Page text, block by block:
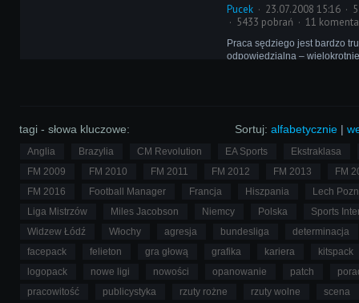
Pucek 23.07.2008 15:16
5433 pobrań
11
Praca sędziego jest bardzo
odpowiedzialna –
Sortuj: alfabetycznie |
tagi - słowa kluczowe:
Anglia Brazylia CM Revolution EA Sports
Ekstraklasa
FM 2009
FM 2010 FM 2011 FM 2012 FM 2013
FM
FM 2016
Football Manager Francja Hiszpania
Lech
Liga Mistrzów
Miles Jacobson Niemcy Polska
Sports
Widzew Łódź
Włochy agresja bundesliga
determinacja
facepack
felieton gra głową grafika kariera
kitspack
logopack
nowe ligi nowości opanowanie patch
pracowitość
publicystyka rzuty rożne rzuty wolne
scena